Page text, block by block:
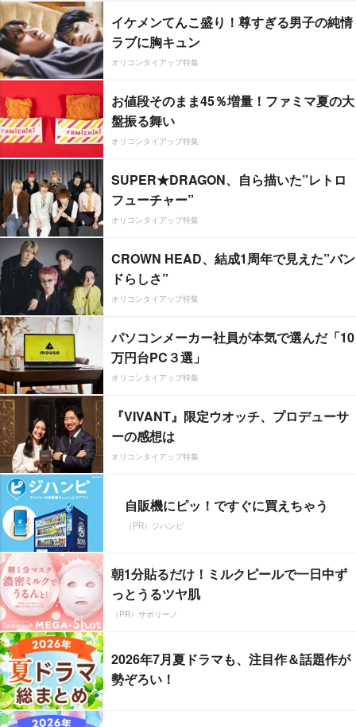
イケメンてんこ盛り！尊すぎる男子の純情
ラブに胸キュン
オリコンタイアップ特集
お値段そのまま45％増量！ファミマ夏の大
盤振る舞い
オリコンタイアップ特集
SUPER★DRAGON、自ら描いた”レトロ
フューチャー”
オリコンタイアップ特集
CROWN HEAD、結成1周年で見えた”バン
ドらしさ”
オリコンタイアップ特集
パソコンメーカー社員が本気で選んだ「10
万円台PC３選」
オリコンタイアップ特集
『VIVANT』限定ウオッチ、プロデューサ
ーの感想は
オリコンタイアップ特集
自販機にピッ！ですぐに買えちゃう
（PR）ジハンピ
朝1分貼るだけ！ミルクピールで一日中ず
っとうるツヤ肌
（PR）サボリーノ
2026年7月夏ドラマも、注目作＆話題作が
勢ぞろい！